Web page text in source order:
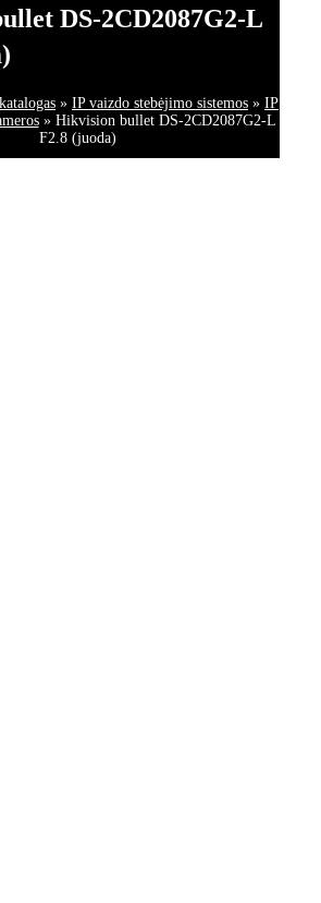
DS-2CD2087G2-L
» IP vaizdo stebėjimo sistemos » IP
» Hikvision bullet DS-2CD2087G2-L
F2.8 (juoda)